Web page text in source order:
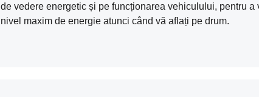
de vedere energetic și pe funcționarea vehiculului, pentru
nivel maxim de energie atunci când vă aflați pe drum.